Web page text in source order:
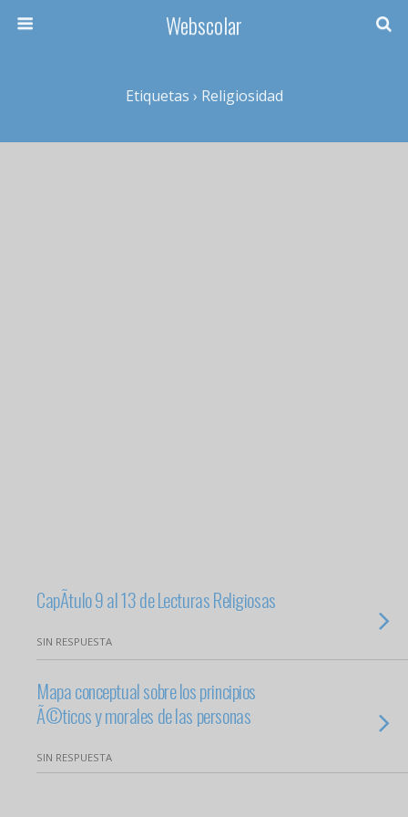
Webscolar
Etiquetas › Religiosidad
CapÃ­tulo 9 al 13 de Lecturas Religiosas
SIN RESPUESTA
Mapa conceptual sobre los principios
Ã©ticos y morales de las personas
SIN RESPUESTA